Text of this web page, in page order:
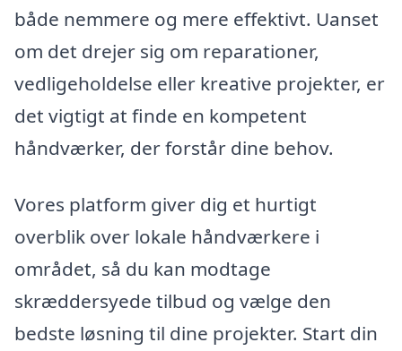
både nemmere og mere effektivt. Uanset
om det drejer sig om reparationer,
vedligeholdelse eller kreative projekter, er
det vigtigt at finde en kompetent
håndværker, der forstår dine behov.
Vores platform giver dig et hurtigt
overblik over lokale håndværkere i
området, så du kan modtage
skræddersyede tilbud og vælge den
bedste løsning til dine projekter. Start din